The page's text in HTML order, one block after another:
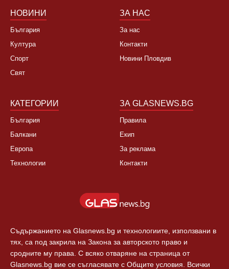
НОВИНИ
България
Култура
Спорт
Свят
ЗА НАС
За нас
Контакти
Новини Пловдив
КАТЕГОРИИ
България
Балкани
Европа
Технологии
ЗА GLASNEWS.BG
Правила
Екип
За реклама
Контакти
Съдържанието на Glasnews.bg и технологиите, използвани в
тях, са под закрила на Закона за авторското право и
сродните му права. С всяко отваряне на страница от
Glasnews.bg вие се съгласявате с Общите условия. Всички